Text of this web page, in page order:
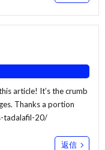
article! It’s the crumb
Thanks a portion
tadalafil-20/
返信